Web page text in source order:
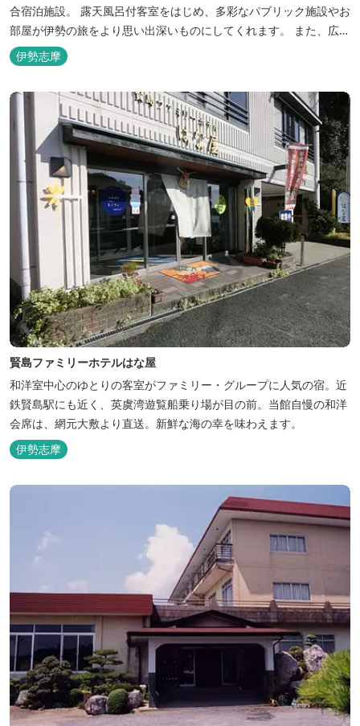
合宿泊施設。 露天風呂付客室をはじめ、多彩なパブリック施設やお
部屋が伊勢の旅をより思い出深いものにしてくれます。 また、広大
な敷地内にはテニスコート、野球場を始めとしたスポーツ施設や、
ウォータースライダーを有する流水プール、お子様が楽しめる児童
遊園など、様々なアウトドア施設がございます。杜の自然を感じな
がら、充実した伊勢の一日を...
伊勢志摩
賢島ファミリーホテルはな屋
和洋室中心のゆとりの客室がファミリー・グループに人気の宿。近
鉄賢島駅にも近く、英虞湾遊覧船乗り場が目の前。当館自慢の和洋
会席は、網元大敷より直送。新鮮な海の幸を味わえます。
伊勢志摩